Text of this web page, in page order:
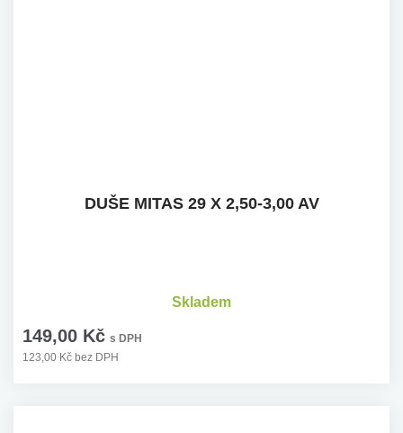
DUŠE MITAS 29 X 2,50-3,00 AV
149,00 Kč s DPH
123,00 Kč bez DPH
Skladem